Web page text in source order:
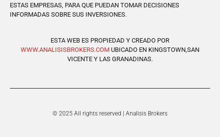
ESTAS EMPRESAS, PARA QUE PUEDAN TOMAR DECISIONES
INFORMADAS SOBRE SUS INVERSIONES.
ESTA WEB ES PROPIEDAD Y CREADO POR
WWW.ANALISISBROKERS.COM UBICADO EN KINGSTOWN,SAN
VICENTE Y LAS GRANADINAS.
© 2025 All rights reserved | Analisis Brokers